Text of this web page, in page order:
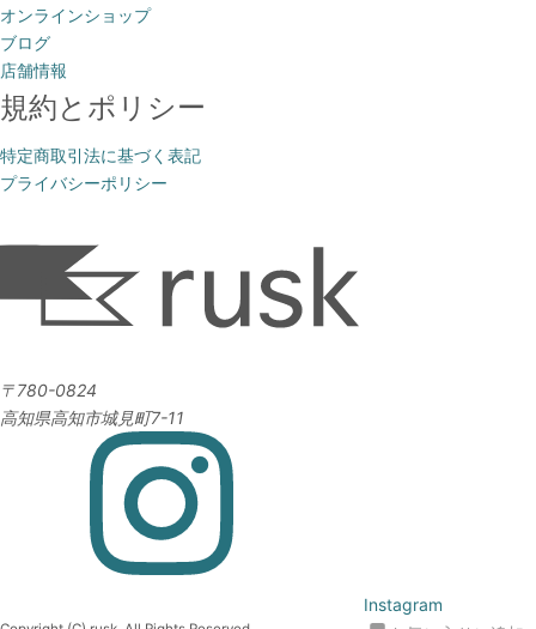
オンラインショップ
ブログ
店舗情報
規約とポリシー
特定商取引法に基づく表記
プライバシーポリシー
〒780-0824
高知県高知市城見町7-11
Instagram